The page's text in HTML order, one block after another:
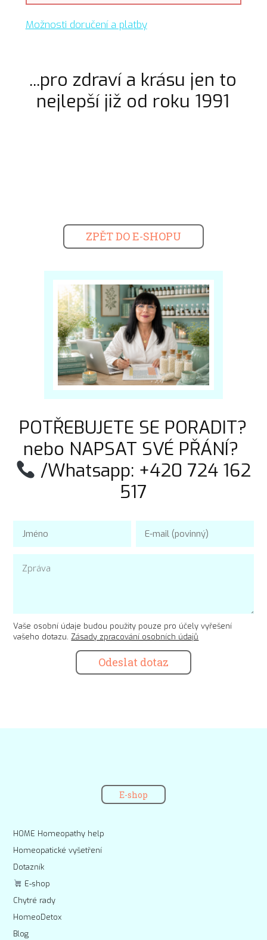
Možnosti doručení a platby
...pro zdraví a krásu jen to
nejlepší již od roku 1991
ZPĚT DO E-SHOPU
POTŘEBUJETE SE PORADIT?
nebo NAPSAT SVÉ PŘÁNÍ?
/Whatsapp: +420 724 162
517
Vaše osobní údaje budou použity pouze pro účely vyřešení
vašeho dotazu. Zásady zpracování osobních údajů
Odeslat dotaz
E-shop
HOME Homeopathy help
Homeopatické vyšetření
Dotazník
E-shop
Chytré rady
HomeoDetox
Blog